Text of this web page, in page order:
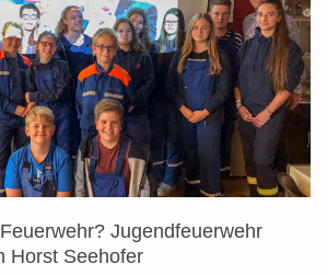
Jugendfeuerwehr
Horst Seehofer